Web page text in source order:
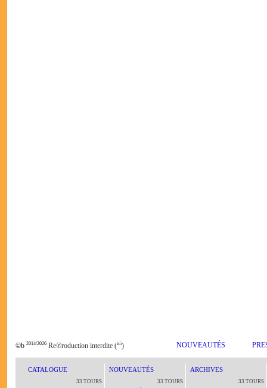
©b 2014/2026 Re℗roduction interdite (ici) NOUVEAUTÉS
CATALOGUE
33 TOURS
NOUVEAUTÉS
33 TOURS
ARCHIVES
33 TOURS